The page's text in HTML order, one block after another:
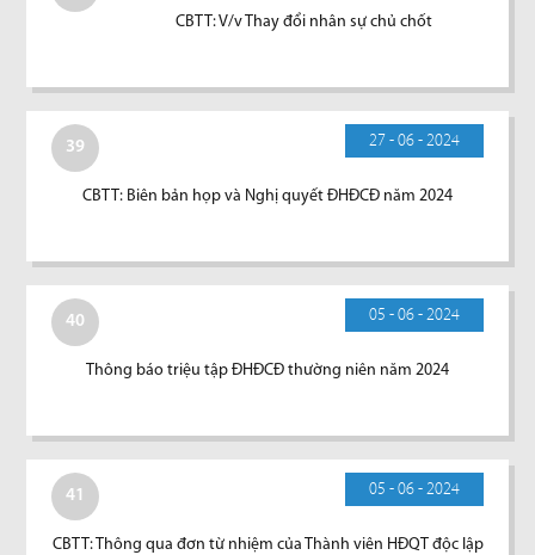
CBTT: V/v Thay đổi nhân sự chủ chốt
39 27 - 06 - 2024
CBTT: Biên bản họp và Nghị quyết ĐHĐCĐ năm 2024
40 05 - 06 - 2024
Thông báo triệu tập ĐHĐCĐ thường niên năm 2024
41 05 - 06 - 2024
CBTT: Thông qua đơn từ nhiệm của Thành viên HĐQT độc lập